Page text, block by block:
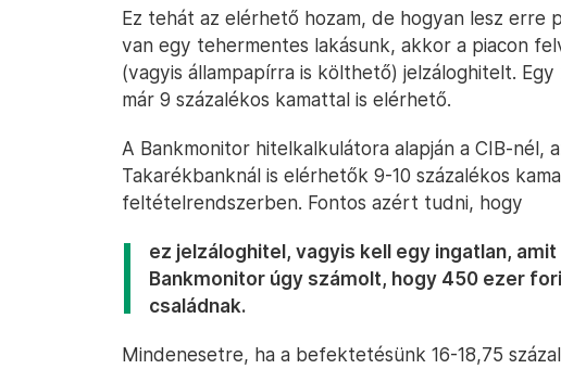
Ez tehát az elérhető hozam, de hogyan lesz erre
van egy tehermentes lakásunk, akkor a piacon
(vagyis állampapírra is költhető) jelzáloghitelt.
már 9 százalékos kamattal is elérhető.
A Bankmonitor hitelkalkulátora alapján a CIB-nél,
Takarékbanknál is elérhetők 9-10 százalékos
feltételrendszerben. Fontos azért tudni, hogy
ez jelzáloghitel, vagyis kell egy ingatlan,
Bankmonitor úgy számolt, hogy 450 ezer
családnak.
Mindenesetre, ha a befektetésünk 16-18,75